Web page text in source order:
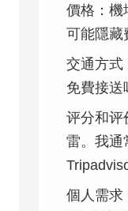
價格：機
可能隱藏
交通方式
免費接送
评分和评
雷。我通
個人需求